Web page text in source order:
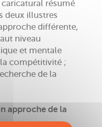
résumé
deux illustres
différente,
niveau
et mentale
compétitivité ;
de la
approche de la